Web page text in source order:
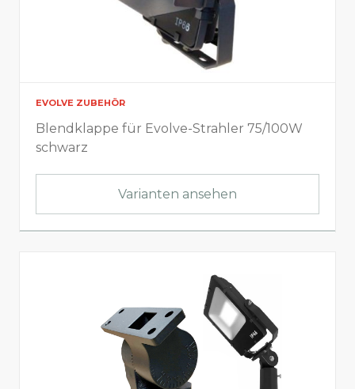
EVOLVE ZUBEHÖR
Blendklappe für Evolve-Strahler 75/100W
schwarz
Varianten ansehen